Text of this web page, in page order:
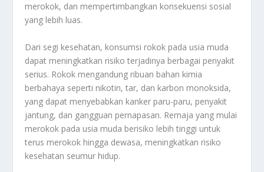
merokok, dan mempertimbangkan konsekuensi sosial
yang lebih luas.
Dari segi kesehatan, konsumsi rokok pada usia muda
dapat meningkatkan risiko terjadinya berbagai penyakit
serius. Rokok mengandung ribuan bahan kimia
berbahaya seperti nikotin, tar, dan karbon monoksida,
yang dapat menyebabkan kanker paru-paru, penyakit
jantung, dan gangguan pernapasan. Remaja yang mulai
merokok pada usia muda berisiko lebih tinggi untuk
terus merokok hingga dewasa, meningkatkan risiko
kesehatan seumur hidup.